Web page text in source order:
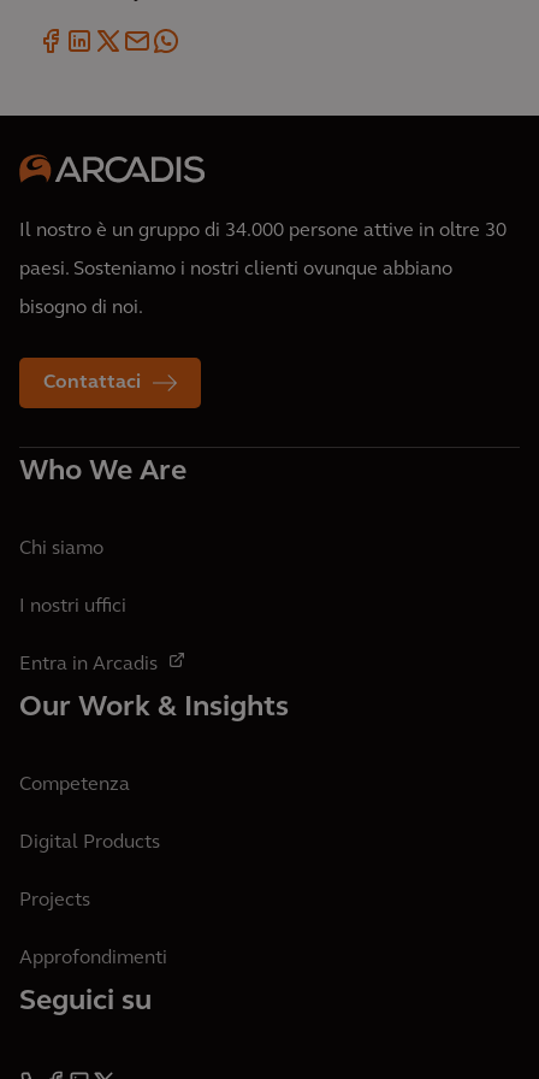
Il nostro è un gruppo di 34.000 persone attive in oltre 30
paesi. Sosteniamo i nostri clienti ovunque abbiano
bisogno di noi.
Contattaci
Who We Are
Chi siamo
I nostri uffici
Entra in Arcadis
Our Work & Insights
Competenza
Digital Products
Projects
Approfondimenti
Seguici su